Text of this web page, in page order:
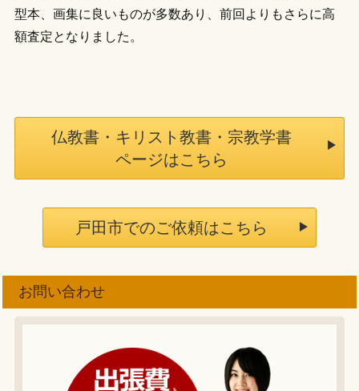
型本、画集に良いものが多数あり、前回よりもさらに高
額査定となりました。
仏教書・キリスト教書・宗教学書
ページはこちら
戸田市でのご依頼はこちら
お問い合わせ